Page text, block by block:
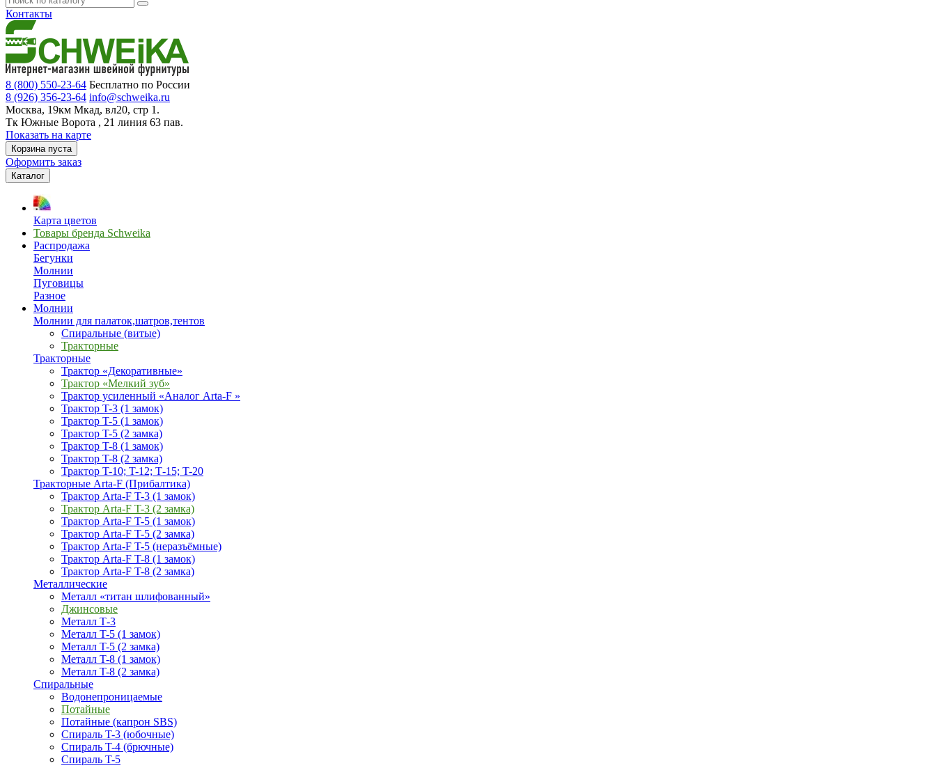
Контакты
8 (800) 550-23-64 Бесплатно по России
8 (926) 356-23-64 info@schweika.ru
Москва, 19км Мкад, вл20, стр 1.
Тк Южные Ворота , 21 линия 63 пав.
Показать на карте
Корзина пуста
Оформить заказ
Каталог
Карта цветов
Товары бренда Schweika
Распродажа
Бегунки
Молнии
Пуговицы
Разное
Молнии
Молнии для палаток,шатров,тентов
Спиральные (витые)
Тракторные
Тракторные
Трактор «Декоративные»
Трактор «Мелкий зуб»
Трактор усиленный «Аналог Arta-F »
Трактор T-3 (1 замок)
Трактор T-5 (1 замок)
Трактор T-5 (2 замка)
Трактор T-8 (1 замок)
Трактор T-8 (2 замка)
Трактор T-10; T-12; Т-15; T-20
Тракторные Arta-F (Прибалтика)
Трактор Arta-F T-3 (1 замок)
Трактор Arta-F T-3 (2 замка)
Трактор Arta-F T-5 (1 замок)
Трактор Arta-F T-5 (2 замка)
Трактор Arta-F T-5 (неразъёмные)
Трактор Arta-F T-8 (1 замок)
Трактор Arta-F T-8 (2 замка)
Металлические
Металл «титан шлифованный»
Джинсовые
Металл Т-3
Металл T-5 (1 замок)
Металл T-5 (2 замка)
Металл T-8 (1 замок)
Металл T-8 (2 замка)
Спиральные
Водонепроницаемые
Потайные
Потайные (капрон SBS)
Спираль T-3 (юбочные)
Спираль T-4 (брючные)
Спираль T-5